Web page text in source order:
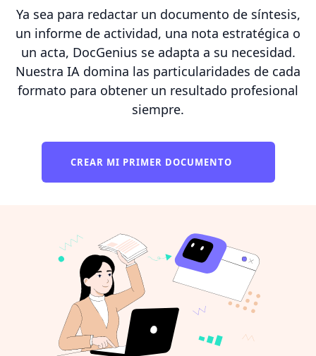
Ya sea para redactar un documento de síntesis,
un informe de actividad, una nota estratégica o
un acta, DocGenius se adapta a su necesidad.
Nuestra IA domina las particularidades de cada
formato para obtener un resultado profesional
siempre.
CREAR MI PRIMER DOCUMENTO